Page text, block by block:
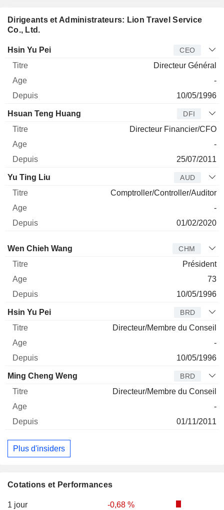
Cotations et Performances
1 jour
-0,68 %
Dirigeants et Administrateurs: Lion Travel Service
Co., Ltd.
Dirigeant Titre
Hsin Yu Pei CEO
Directeur Général
-
10/05/1996
Hsuan Teng Huang DFI
Directeur Financier/CFO
-
25/07/2011
Yu Ting Liu AUD
Comptroller/Controller/Auditor
-
01/02/2020
Administrateur Titre
Wen Chieh Wang CHM
Président
73
10/05/1996
Hsin Yu Pei BRD
Directeur/Membre du Conseil
-
10/05/1996
Ming Cheng Weng BRD
Directeur/Membre du Conseil
-
01/11/2011
Plus d'insiders